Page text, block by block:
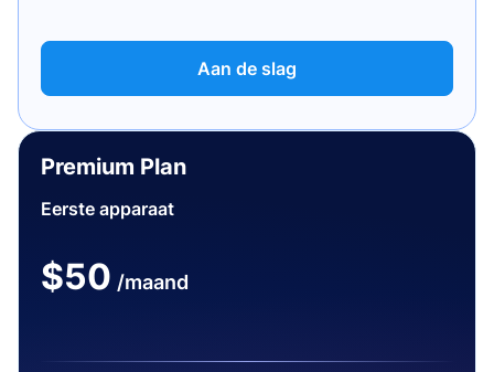
Aan de slag
Premium Plan
Eerste apparaat
$50 /maand